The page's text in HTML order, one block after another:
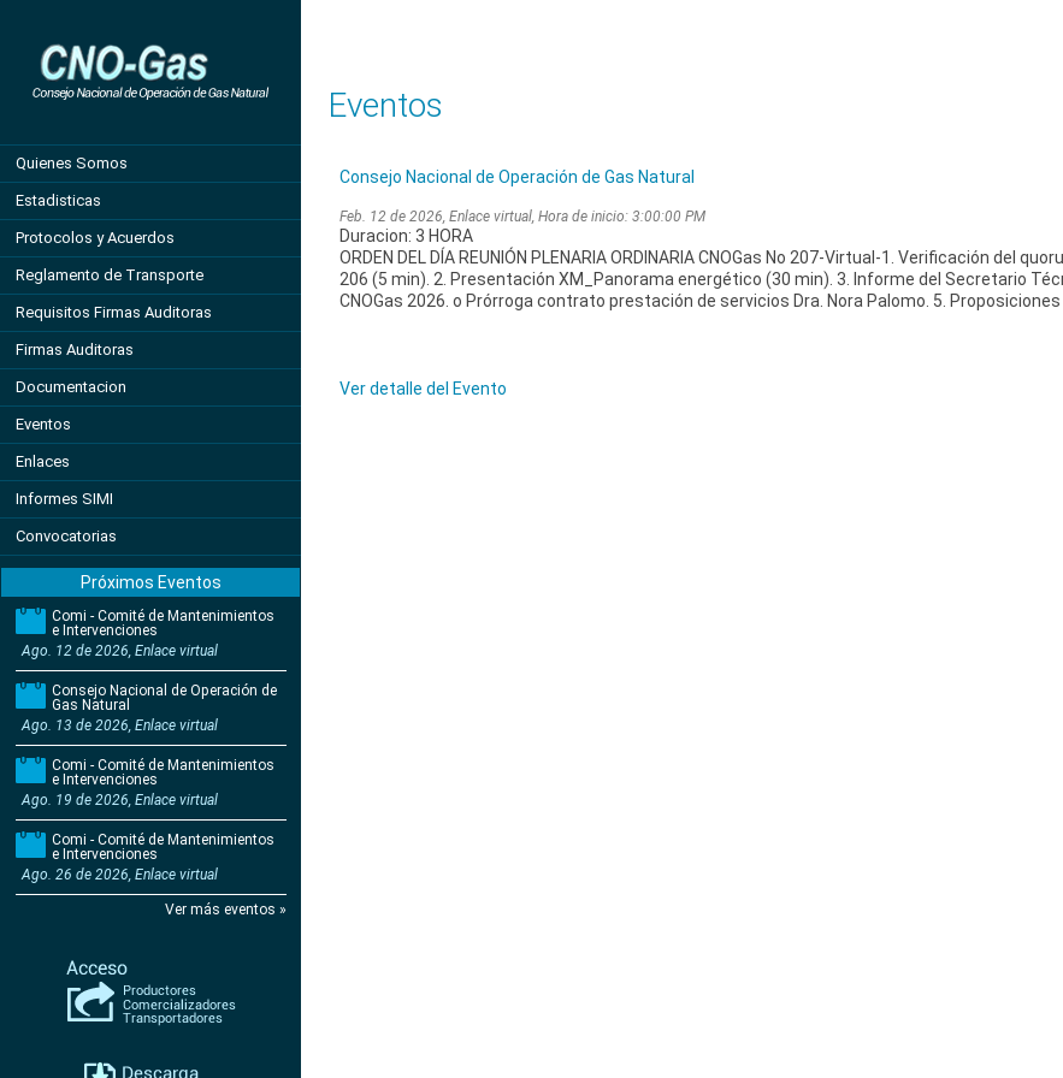
Quienes Somos
Estadisticas
Protocolos y Acuerdos
Reglamento de Transporte
Requisitos Firmas Auditoras
Firmas Auditoras
Documentacion
Eventos
Enlaces
Informes SIMI
Convocatorias
Próximos Eventos
Comi - Comité de Mantenimientos
e Intervenciones
Ago. 12 de 2026, Enlace virtual
Consejo Nacional de Operación de
Gas Natural
Ago. 13 de 2026, Enlace virtual
Comi - Comité de Mantenimientos
e Intervenciones
Ago. 19 de 2026, Enlace virtual
Comi - Comité de Mantenimientos
e Intervenciones
Ago. 26 de 2026, Enlace virtual
Ver más eventos »
Eventos
Consejo Nacional de Operación de Gas Natural
Feb. 12 de 2026, Enlace virtual, Hora de inicio: 3:00:00 PM
Duracion: 3 HORA
ORDEN DEL DÍA REUNIÓN PLENARIA ORDINARIA CNOGas No 207-Virtual-1. Verificación del
206 (5 min). 2. Presentación XM_Panorama energético (30 min). 3. Informe del Secretario
CNOGas 2026. o Prórroga contrato prestación de servicios Dra. Nora Palomo. 5. Proposiciones
Ver detalle del Evento